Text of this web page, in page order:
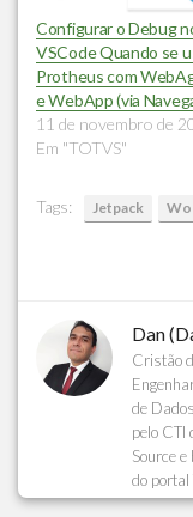
Configurar o Debug
VSCode Quando se
Protheus com
e WebApp (via
11 de novembro de
Em "TOTVS"
Tags: Jetpack
Dan
Cristão
de
pelo CTI
Source
do portal